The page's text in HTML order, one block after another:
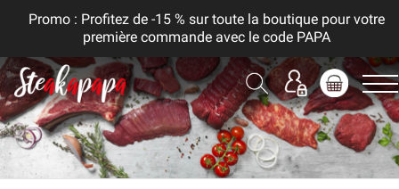
Promo : Profitez de -15 % sur toute la boutique pour votre
première commande avec le code PAPA